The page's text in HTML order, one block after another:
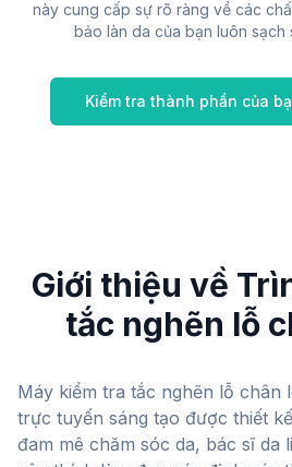
này cung cấp sự rõ ràng về các
bảo làn da của bạn luôn sạch
Kiểm tra thành phần của
KIỂM TRA CÁC THÀNH
NGHẼN LỖ CHÂN LÔNG
VÀ CÁC SẢN PHẨM
TẠI SAO CHÚNG TÔI TẠO RA
TRA LỖ CHÂN LÔNG
HƯỚNG DẪN:
Giới thiệu về
tắc nghẽn lỗ
Máy kiểm tra tắc nghẽn lỗ chân
trực tuyến sáng tạo được thiết
đam mê chăm sóc da, bác sĩ da